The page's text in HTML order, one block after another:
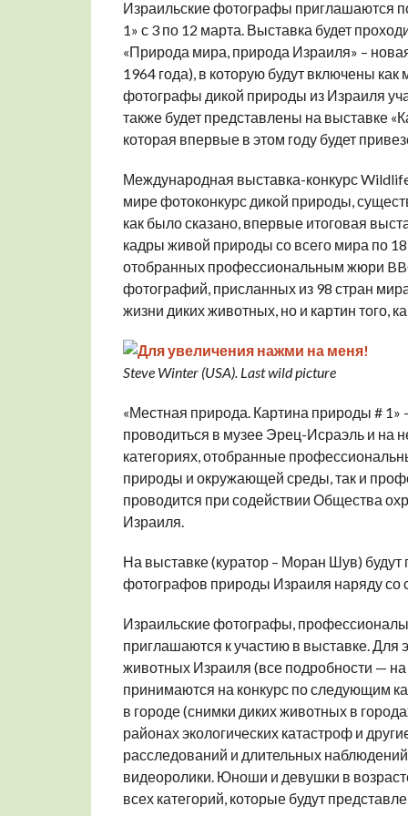
Израильские фотографы приглашаются
1» с 3 по 12 марта. Выставка будет
«Природа мира, природа Израиля» –
1964 года), в которую будут включены
фотографы дикой природы из Израиля
также будет представлены на выставке
которая впервые в этом году будет
Международная выставка-конкурс
мире фотоконкурс дикой природы,
как было сказано, впервые итоговая
кадры живой природы со всего мира по
отобранных профессиональным жюри
фотографий, присланных из 98 стран
жизни диких животных, но и картин того,
Steve Winter (USA). Last wild picture
«Местная природа. Картина природы #
проводиться в музее Эрец-Исраэль и на
категориях, отобранные
природы и окружающей среды, так и
проводится при содействии Общества
Израиля.
На выставке (куратор – Моран Шув)
фотографов природы Израиля наряду со
Израильские фотографы, профессионалы
приглашаются к участию в выставке. Для
животных Израиля (все подробности —
принимаются на конкурс по следующим
в городе (снимки диких животных в
районах экологических катастроф и
расследований и длительных
видеоролики. Юноши и девушки в
всех категорий, которые будут